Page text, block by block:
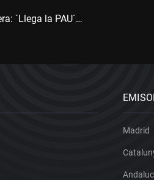
`Llega la PAU´…
Madrid